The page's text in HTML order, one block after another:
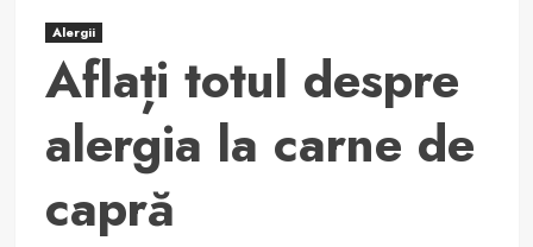
Alergii
Aflați totul despre
alergia la carne de
capră